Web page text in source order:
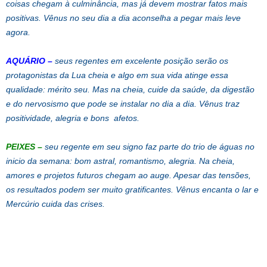
coisas chegam à culminância, mas já devem mostrar fatos mais
positivas. Vênus no seu dia a dia aconselha a pegar mais leve
agora.
AQUÁRIO – seus regentes em excelente posição serão os
protagonistas da Lua cheia e algo em sua vida atinge essa
qualidade: mérito seu. Mas na cheia, cuide da saúde, da digestão
e do nervosismo que pode se instalar no dia a dia. Vênus traz
positividade, alegria e bons afetos.
PEIXES – seu regente em seu signo faz parte do trio de águas no
inicio da semana: bom astral, romantismo, alegria. Na cheia,
amores e projetos futuros chegam ao auge. Apesar das tensões,
os resultados podem ser muito gratificantes. Vênus encanta o lar e
Mercúrio cuida das crises.